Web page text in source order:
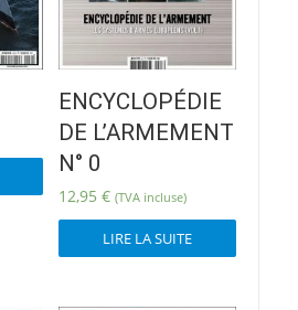
ENCYCLOPÉDIE
DE L’ARMEMENT
N° 0
12,95 € (TVA incluse)
LIRE LA SUITE